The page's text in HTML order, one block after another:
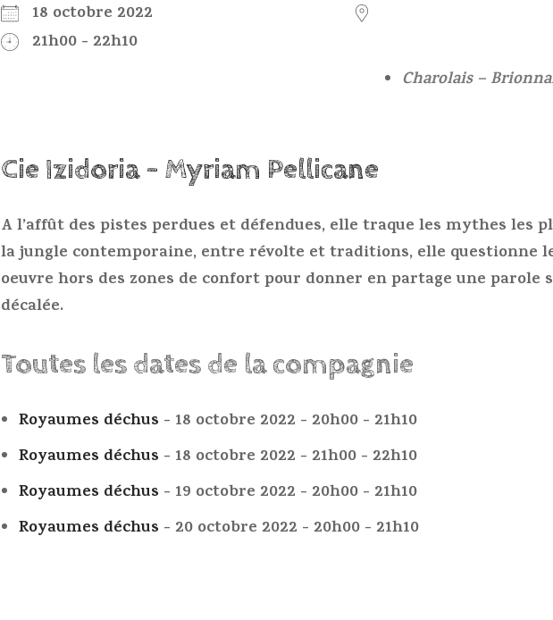
18 octobre 2022
21h00 - 22h10
Charolais –
Cie Izidoria – Myriam Pellicane
A l’affût des pistes perdues et défendues, elle traque les mythes les
la jungle contemporaine, entre révolte et traditions, elle questionne
oeuvre hors des zones de confort pour donner en partage une parole
décalée.
Toutes les dates de la compagnie
Royaumes déchus - 18 octobre 2022 - 20h00 - 21h10
Royaumes déchus - 18 octobre 2022 - 21h00 - 22h10
Royaumes déchus - 19 octobre 2022 - 20h00 - 21h10
Royaumes déchus - 20 octobre 2022 - 20h00 - 21h10